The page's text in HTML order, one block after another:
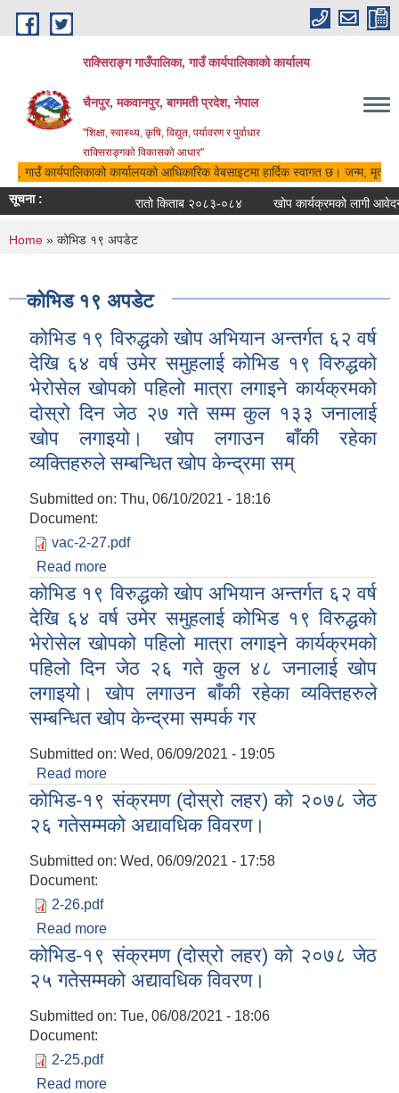
Skip to main content
राक्सिराङ्ग गाउँपालिका, गाउँ कार्यपालिकाको कार्यालय
चैनपुर, मकवानपुर, बागमती प्रदेश, नेपाल
"शिक्षा, स्वास्थ्य, कृषि, विद्युत, पर्यावरण र पुर्वाधार
राक्सिराङ्गको विकासको आधार"
गाउँ कार्यपालिकाको कार्यालयको आधिकारिक वेबसाइटमा हार्दिक स्वागत छ। जन्म,
सूचना :
रातो किताब २०८३-०८४ खोप कार्यक्रमको लागी
You are here
Home » कोभिड १९ अपडेट
कोभिड १९ अपडेट
कोभिड १९ विरुद्धको खोप अभियान अन्तर्गत ६२ वर्ष
देखि ६४ वर्ष उमेर समुहलाई कोभिड १९ विरुद्धको
भेरोसेल खोपको पहिलो मात्रा लगाइने कार्यक्रमको
दोस्रो दिन जेठ २७ गते सम्म कुल १३३ जनालाई
खोप लगाइयो। खोप लगाउन बाँकी रहेका
व्यक्तिहरुले सम्बन्धित खोप केन्द्रमा सम्
Submitted on: Thu, 06/10/2021 - 18:16
Document:
vac-2-27.pdf
Read more
देखि ६४ वर्ष उमेर समुहलाई कोभिड १९ विरुद्धको भेरोसेल
खोपको पहिलो मात्रा लगाइने कार्यक्रमको दोस्रो दिन जेठ
२७ गते सम्म कुल १३३ जनालाई खोप लगाइयो। खोप
लगाउन बाँकी रहेका व्यक्तिहरुले सम्बन्धित खोप केन्द्रमा
सम्
कोभिड १९ विरुद्धको खोप अभियान अन्तर्गत ६२ वर्ष
देखि ६४ वर्ष उमेर समुहलाई कोभिड १९ विरुद्धको
भेरोसेल खोपको पहिलो मात्रा लगाइने कार्यक्रमको
पहिलो दिन जेठ २६ गते कुल ४८ जनालाई खोप
लगाइयो। खोप लगाउन बाँकी रहेका व्यक्तिहरुले
सम्बन्धित खोप केन्द्रमा सम्पर्क गर
Submitted on: Wed, 06/09/2021 - 19:05
Read more
देखि ६४ वर्ष उमेर समुहलाई कोभिड १९ विरुद्धको भेरोसेल
खोपको पहिलो मात्रा लगाइने कार्यक्रमको पहिलो दिन जेठ
२६ गते कुल ४८ जनालाई खोप लगाइयो। खोप लगाउन
बाँकी रहेका व्यक्तिहरुले सम्बन्धित खोप केन्द्रमा सम्पर्क गर
कोभिड-१९ संक्रमण (दोस्रो लहर) को २०७८ जेठ
२६ गतेसम्मको अद्यावधिक विवरण।
Submitted on: Wed, 06/09/2021 - 17:58
Document:
2-26.pdf
Read more
२६ गतेसम्मको अद्यावधिक विवरण।
कोभिड-१९ संक्रमण (दोस्रो लहर) को २०७८ जेठ
२५ गतेसम्मको अद्यावधिक विवरण।
Submitted on: Tue, 06/08/2021 - 18:06
Document:
2-25.pdf
Read more